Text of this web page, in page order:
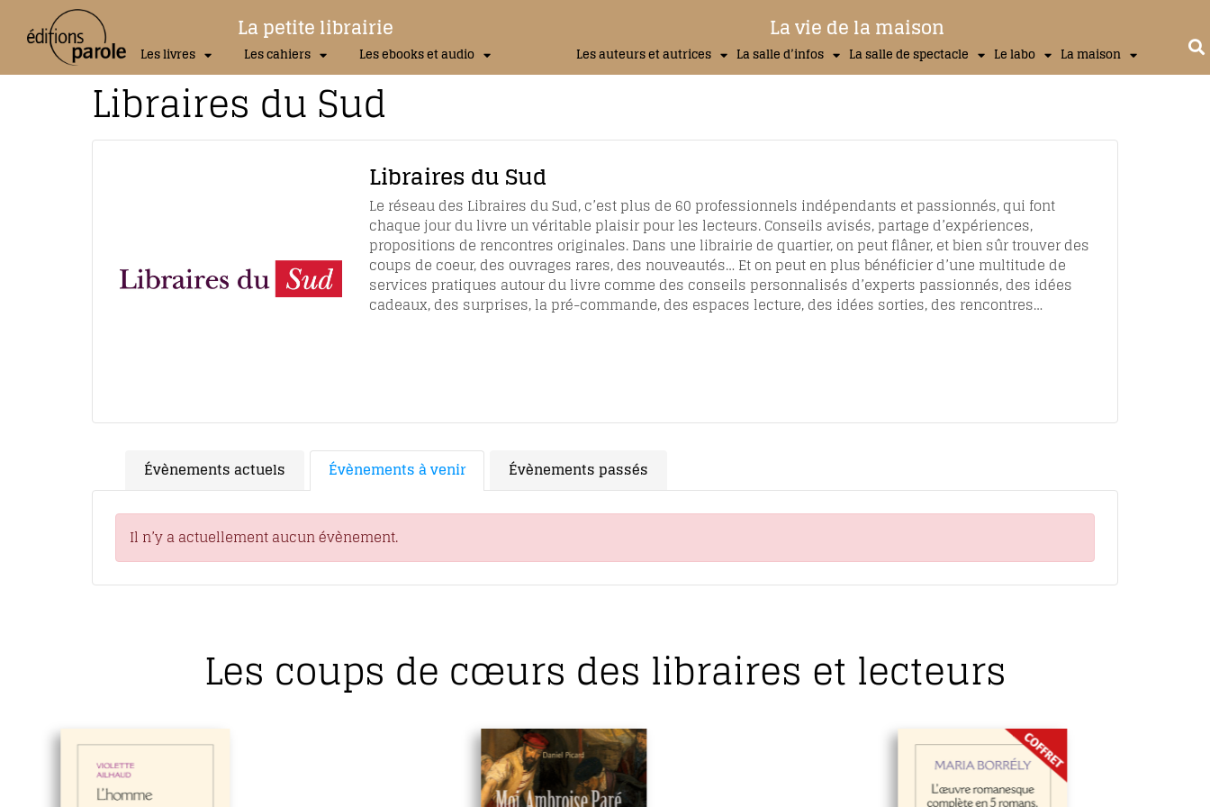
La petite librairie
Les livres Les cahiers Les ebooks et audio
La vie de la maison
Les auteurs et autrices La salle d’infos La salle de spectacle Le labo La maison
Libraires du Sud
Libraires du Sud
Le réseau des Libraires du Sud, c’est plus de 60 professionnels indépendants et passionnés, qui font
chaque jour du livre un véritable plaisir pour les lecteurs. Conseils avisés, partage d’expériences,
propositions de rencontres originales. Dans une librairie de quartier, on peut flâner, et bien sûr trouver des
coups de coeur, des ouvrages rares, des nouveautés… Et on peut en plus bénéficier d’une multitude de
services pratiques autour du livre comme des conseils personnalisés d’experts passionnés, des idées
cadeaux, des surprises, la pré-commande, des espaces lecture, des idées sorties, des rencontres…
Évènements actuels Évènements à venir Évènements passés
Il n’y a actuellement aucun évènement.
Les coups de cœurs des libraires et lecteurs